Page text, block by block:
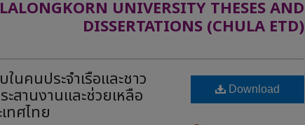
UNIVERSITY THESES AND
DISSERTATIONS (CHULA ETD)
นคนประจำเรือและชาว
านงานเเละช่วยเหลือ
ทศไทย
Download